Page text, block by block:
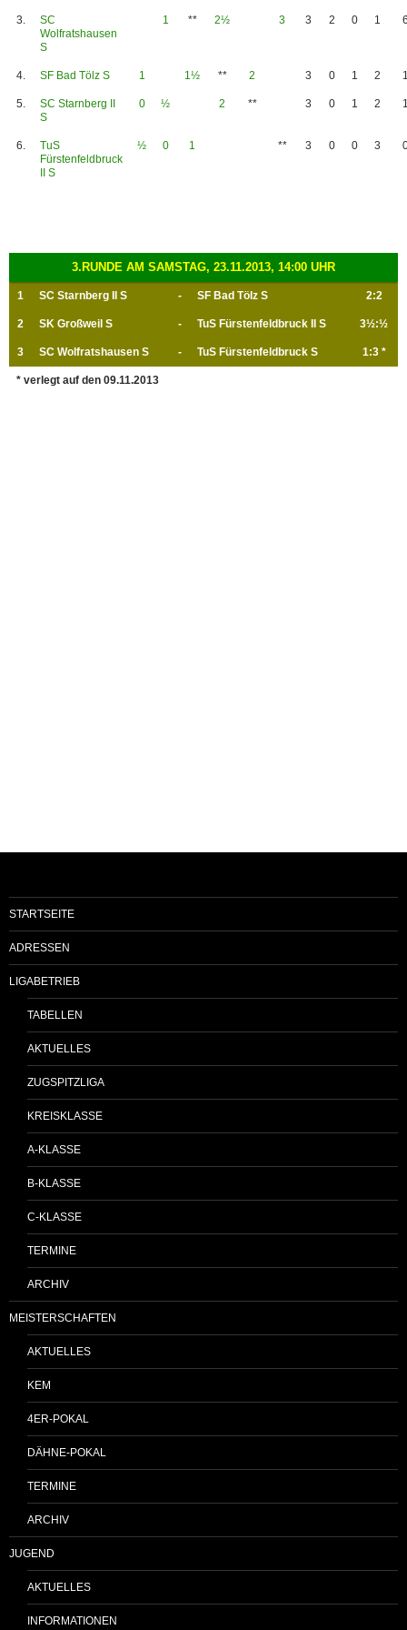
3.
SC
Wolfratshausen
S
1 ** 2½ 3 3 2 0 1
4. SF Bad Tölz S 1 1½ ** 2 3 0 1 2
5.
SC Starnberg II
S
0 ½ 2 ** 3 0 1 2
6.
TuS
Fürstenfeldbruck
II S
½ 0 1 ** 3 0 0 3
3.RUNDE AM SAMSTAG, 23.11.2013, 14:00 UHR
1 SC Starnberg II S - SF Bad Tölz S 2:2
2 SK Großweil S - TuS Fürstenfeldbruck II S 3½:½
3 SC Wolfratshausen S - TuS Fürstenfeldbruck S 1:3 *
* verlegt auf den 09.11.2013
STARTSEITE
ADRESSEN
LIGABETRIEB
TABELLEN
AKTUELLES
ZUGSPITZLIGA
KREISKLASSE
A-KLASSE
B-KLASSE
C-KLASSE
TERMINE
ARCHIV
MEISTERSCHAFTEN
AKTUELLES
KEM
4ER-POKAL
DÄHNE-POKAL
TERMINE
ARCHIV
JUGEND
AKTUELLES
INFORMATIONEN